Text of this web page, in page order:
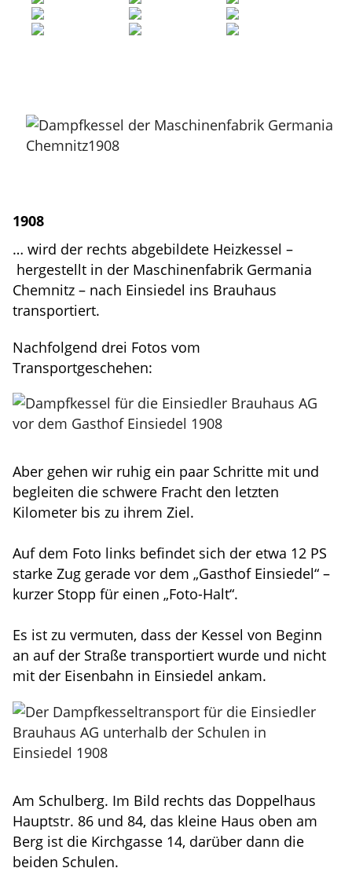
1908
… wird der rechts abgebildete Heizkessel –
hergestellt in der Maschinenfabrik Germania
Chemnitz – nach Einsiedel ins Brauhaus
transportiert.
Nachfolgend drei Fotos vom
Transportgeschehen:
Aber gehen wir ruhig ein paar Schritte mit und
begleiten die schwere Fracht den letzten
Kilometer bis zu ihrem Ziel.
Auf dem Foto links befindet sich der etwa 12 PS
starke Zug gerade vor dem „Gasthof Einsiedel“ –
kurzer Stopp für einen „Foto-Halt“.
Es ist zu vermuten, dass der Kessel von Beginn
an auf der Straße transportiert wurde und nicht
mit der Eisenbahn in Einsiedel ankam.
Am Schulberg. Im Bild rechts das Doppelhaus
Hauptstr. 86 und 84, das kleine Haus oben am
Berg ist die Kirchgasse 14, darüber dann die
beiden Schulen.